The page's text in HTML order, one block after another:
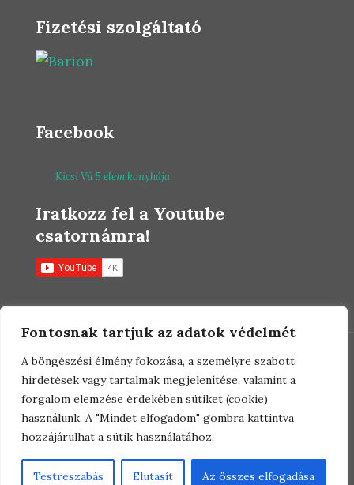
Fontosnak tartjuk az adatok védelmét
A böngészési élmény fokozása, a személyre szabott
hirdetések vagy tartalmak megjelenítése, valamint a
forgalom elemzése érdekében sütiket (cookie)
használunk. A "Mindet elfogadom" gombra kattintva
hozzájárulhat a sütik használatához.
Testreszabás Elutasít Az összes elfogadása
Fizetési szolgáltató
Facebook
Kicsi Vú 5 elem konyhája
Iratkozz fel a Youtube
csatornámra!
© 2021 Farkas Viktória. Minden jog
fenntartva! |Általános szerződési